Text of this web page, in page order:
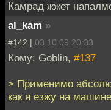
Камрад жжет
al_kam »
#142 | 03.10.09 20:33
Кому: Goblin, #137
> Применимо
как я езжу на